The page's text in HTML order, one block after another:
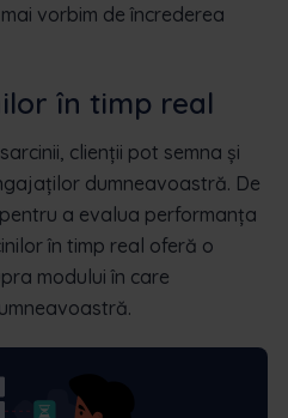
vorbim de încrederea
în timp real
clienții pot semna și
dumneavoastră. De
a evalua performanța
în timp real oferă o
modului în care